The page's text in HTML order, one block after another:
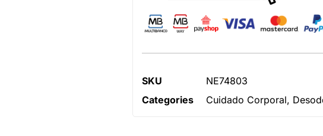
SKU
NE74803
Categories
Cuidado Corporal,